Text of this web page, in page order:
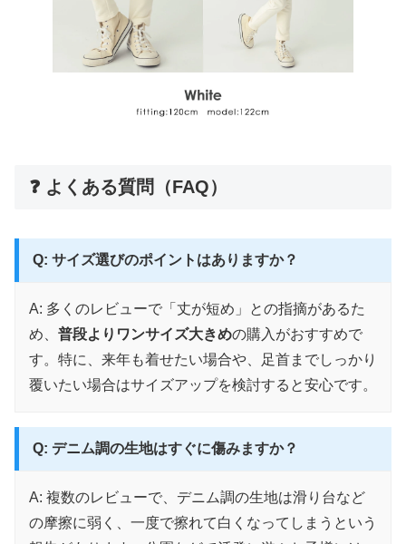
❓ よくある質問（FAQ）
Q: サイズ選びのポイントはありますか？
A: 多くのレビューで「丈が短め」との指摘があるた
め、 普段よりワンサイズ大きめの購入がおすすめで
す。特に、来年も着せたい場合や、足首までしっかり
覆いたい場合はサイズアップを検討すると安心です。
Q: デニム調の生地はすぐに傷みますか？
A: 複数のレビューで、デニム調の生地は滑り台など
の摩擦に弱く、一度で擦れて白くなってしまうという